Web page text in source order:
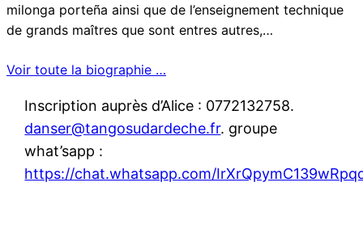
milonga porteña ainsi que de l’enseignement technique
de grands maîtres que sont entres autres,…
Voir toute la biographie …
Inscription auprès d’Alice : 0772132758.
danser@tangosudardeche.fr. groupe
what’sapp :
https://chat.whatsapp.com/